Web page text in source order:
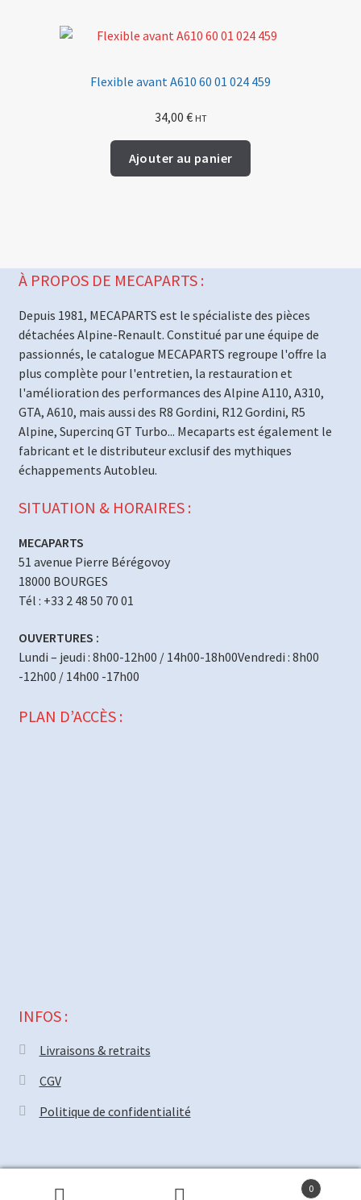
Flexible avant A610 60 01 024 459
34,00 € HT
Ajouter au panier
À PROPOS DE MECAPARTS :
Depuis 1981, MECAPARTS est le spécialiste des pièces
détachées Alpine-Renault. Constitué par une équipe de
passionnés, le catalogue MECAPARTS regroupe l'offre la
plus complète pour l'entretien, la restauration et
l'amélioration des performances des Alpine A110, A310,
GTA, A610, mais aussi des R8 Gordini, R12 Gordini, R5
Alpine, Supercinq GT Turbo... Mecaparts est également le
fabricant et le distributeur exclusif des mythiques
échappements Autobleu.
SITUATION & HORAIRES :
MECAPARTS
51 avenue Pierre Bérégovoy
18000 BOURGES
Tél : +33 2 48 50 70 01
OUVERTURES :
Lundi – jeudi : 8h00-12h00 / 14h00-18h00Vendredi : 8h00
-12h00 / 14h00 -17h00
PLAN D’ACCÈS :
INFOS :
Livraisons & retraits
CGV
Politique de confidentialité
0